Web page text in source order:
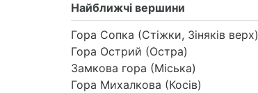
Найближчі вершини
Гора Сопка (Стіжки, Зіняків верх)
Гора Острий (Остра)
Замкова гора (Міська)
Гора Михалкова (Косів)